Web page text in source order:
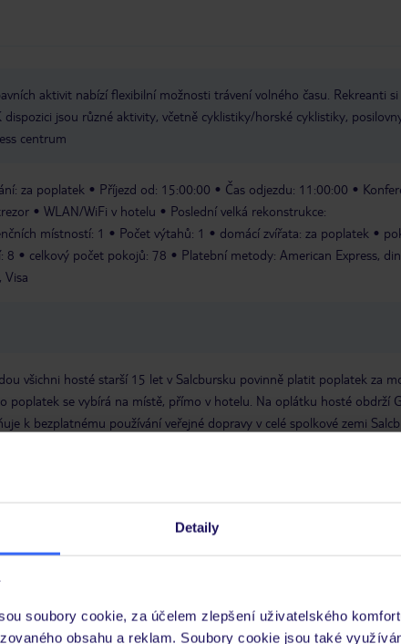
Detaily
soubory cookie, za účelem zlepšení uživatelského
obsahu a reklam. Soubory cookie jsou také
aktivit nabízí flexibilní možnosti trávení volného času. Rekreanti
dispozici jsou různé aktivity, včetně cyklistiky/horské cyklistiky,
centrum
za poplatek Příjezd od: 15:00:00 Čas odjezdu: 11:00:00
WLAN/WiFi v hotelu
Poslední velká rekonstrukce:
místností: 1 Počet výtahů: 1 domácí zvířata: za poplatek
8 celkový počet pokojů: 78
Platební metody: American Express,
Visa
všichni hosté starší 15 let v Salcbursku povinně platit poplatek za
poplatek se vybírá na místě, přímo v hotelu. Na oplátku hosté obdrží
k bezplatnému používání veřejné dopravy v celé spolkové zemi
požadavcích naleznete na www.tui.cz v záložce
MZV týkající se země, do které cestujete.